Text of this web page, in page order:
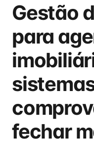
Gestão
para
fechar